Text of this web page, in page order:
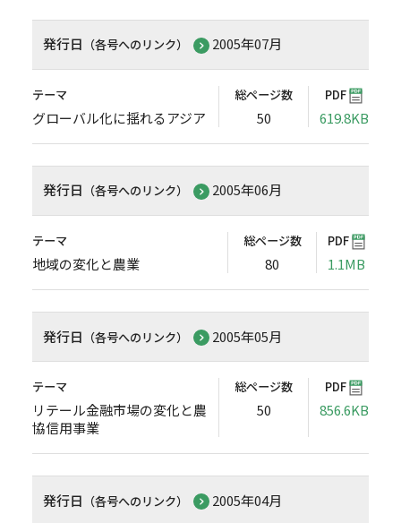
発行日 （各号へのリンク） 2005年07月
テーマ
グローバル化に揺れるアジア
総ページ数
50
PDF
619.8KB
発行日 （各号へのリンク） 2005年06月
テーマ
地域の変化と農業
総ページ数
80
PDF
1.1MB
発行日 （各号へのリンク） 2005年05月
テーマ
リテール金融市場の変化と農
協信用事業
総ページ数
50
PDF
856.6KB
発行日 （各号へのリンク） 2005年04月